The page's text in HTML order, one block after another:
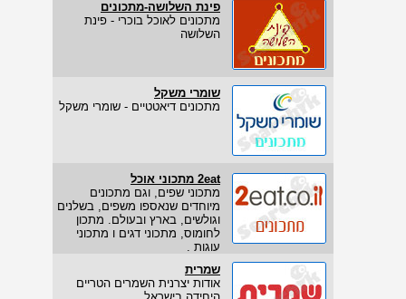
פינת השלושה-מתכונים
מתכונים לאוכל בוכרי - פינת
השלושה
שומרי משקל
מתכונים דיאטטיים - שומרי משקל
2eat מתכוני אוכל
מתכוני שפים, וגם מתכונים
מיוחדים שנאספו משפים, בשלנים
וגולשים, בארץ ובעולם. מתכון
לחומוס, מתכוני דגים ו מתכוני
עוגות .
שמרית
אודות יצרנית השמרים הטריים